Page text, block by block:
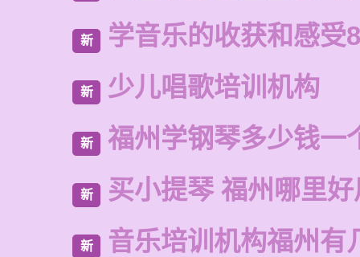
新 学音乐的收获和感受
新 少儿唱歌培训机构
新 福州学钢琴多少钱一
新 买小提琴 福州哪里
新 音乐培训机构福州有